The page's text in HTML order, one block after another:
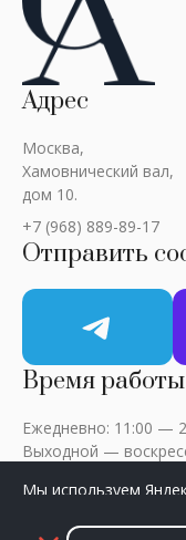
Адрес
Москва,
Хамовнический вал,
дом 10.
+7 (968) 889-89-17
Отправить
Время работы
Ежедневно: 11:00 —
Выходной —
Мы используем
разрешить сбор